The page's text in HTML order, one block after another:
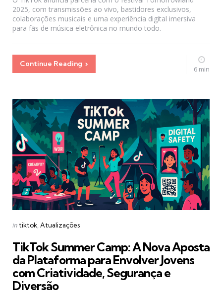
2025, com transmissões ao vivo, bastidores exclusivos,
colaborações musicais e uma experiência digital imersiva
para fãs de música eletrônica no mundo todo.
Continue Reading
6 min
Categories
Posted
in tiktok Atualizações
TikTok Summer Camp: A Nova Aposta
da Plataforma para Envolver Jovens
com Criatividade, Segurança e
Diversão